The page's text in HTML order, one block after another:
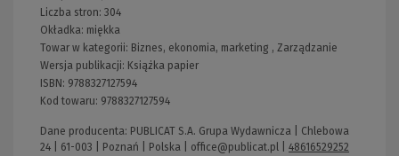
Liczba stron: 304
Okładka: miękka
Towar w kategorii: Biznes, ekonomia, marketing , Zarządzanie
Wersja publikacji: Książka papier
ISBN: 9788327127594
Kod towaru: 9788327127594
Dane producenta: PUBLICAT S.A. Grupa Wydawnicza | Chlebowa
24 | 61-003 | Poznań | Polska | office@publicat.pl 48616529252